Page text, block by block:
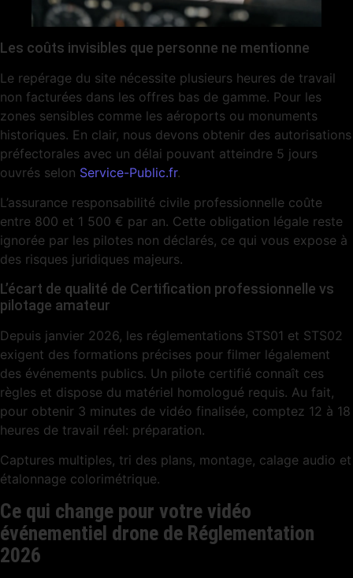
Les coûts invisibles que personne ne mentionne
Le repérage du site nécessite plusieurs heures de travail
non facturées dans les offres bas de gamme. Pour les
zones sensibles comme les aéroports ou monuments
historiques. En clair, nous devons obtenir des autorisations
préfectorales avec un délai pouvant atteindre 5 jours
ouvrés selon Service-Public.fr.
L’assurance responsabilité civile professionnelle coûte
entre 800 et 1 500 € par an. Cette obligation légale reste
ignorée par les pilotes non déclarés, ce qui vous expose à
des risques juridiques majeurs.
L’écart de qualité de Certification professionnelle vs
pilotage amateur
Depuis janvier 2026, les réglementations STS01 et STS02
exigent des formations précises pour filmer légalement
des événements publics. Un pilote certifié connaît ces
règles et dispose du matériel homologué requis. Au fait,
pour obtenir 3 minutes de vidéo finalisée, comptez 12 à 18
heures de travail réel: préparation.
Captures multiples, tri des plans, montage, calage audio et
étalonnage colorimétrique.
Ce qui change pour votre vidéo
événementiel drone de Réglementation
2026